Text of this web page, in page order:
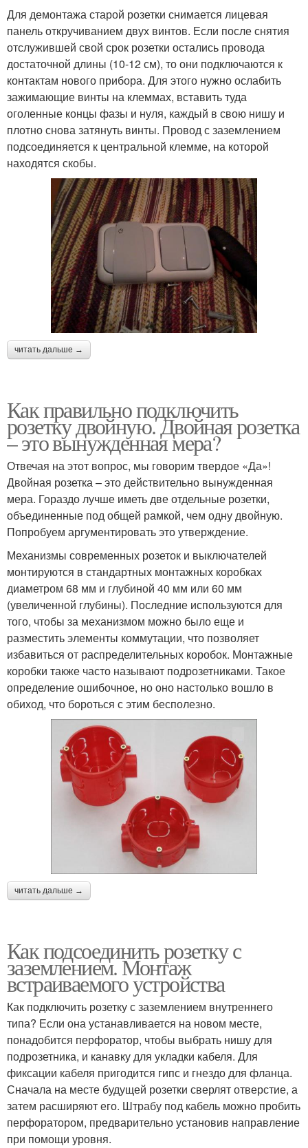
Для демонтажа старой розетки снимается лицевая
панель откручиванием двух винтов. Если после снятия
отслужившей свой срок розетки остались провода
достаточной длины (10-12 см), то они подключаются к
контактам нового прибора. Для этого нужно ослабить
зажимающие винты на клеммах, вставить туда
оголенные концы фазы и нуля, каждый в свою нишу и
плотно снова затянуть винты. Провод с заземлением
подсоединяется к центральной клемме, на которой
находятся скобы.
читать дальше →
Как правильно подключить
розетку двойную. Двойная розетка
– это вынужденная мера?
Отвечая на этот вопрос, мы говорим твердое «Да»!
Двойная розетка – это действительно вынужденная
мера. Гораздо лучше иметь две отдельные розетки,
объединенные под общей рамкой, чем одну двойную.
Попробуем аргументировать это утверждение.
Механизмы современных розеток и выключателей
монтируются в стандартных монтажных коробках
диаметром 68 мм и глубиной 40 мм или 60 мм
(увеличенной глубины). Последние используются для
того, чтобы за механизмом можно было еще и
разместить элементы коммутации, что позволяет
избавиться от распределительных коробок. Монтажные
коробки также часто называют подрозетниками. Такое
определение ошибочное, но оно настолько вошло в
обиход, что бороться с этим бесполезно.
читать дальше →
Как подсоединить розетку с
заземлением. Монтаж
встраиваемого устройства
Как подключить розетку с заземлением внутреннего
типа? Если она устанавливается на новом месте,
понадобится перфоратор, чтобы выбрать нишу для
подрозетника, и канавку для укладки кабеля. Для
фиксации кабеля пригодится гипс и гнездо для фланца.
Сначала на месте будущей розетки сверлят отверстие, а
затем расширяют его. Штрабу под кабель можно пробить
перфоратором, предварительно установив направление
при помощи уровня.